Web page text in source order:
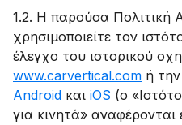
1.2. Η παρούσα Πολιτική
χρησιμοποιείτε τον
έλεγχο του ιστορικού
www.carvertical.com ή
Android και iOS (ο
για κινητά»